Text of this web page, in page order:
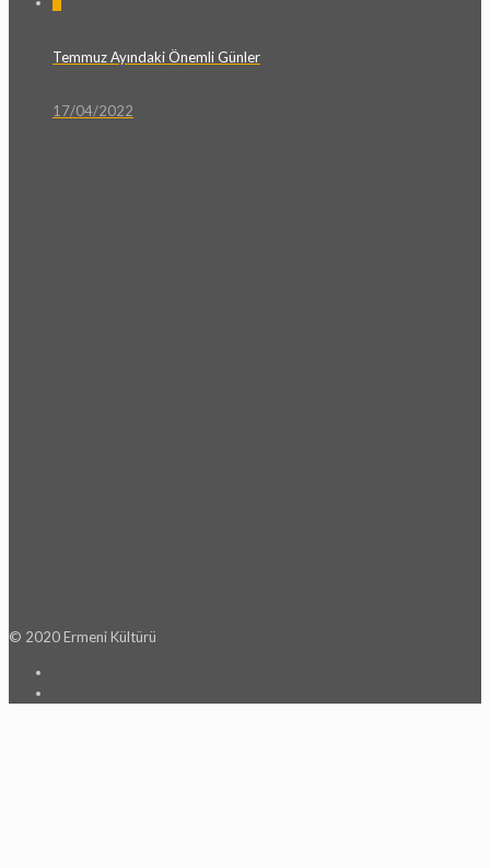
Temmuz Ayındaki Önemli Günler
17/04/2022
© 2020 Ermeni Kültürü